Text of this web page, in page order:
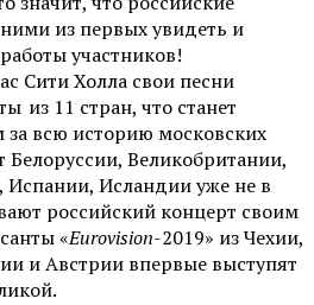
из первых увидеть и
участников!
Сити Холла свои песни
из 11 стран, что станет
всю историю московских
Белоруссии, Великобритании,
Исландии уже не в
российский концерт своим
«Eurovision-2019» из Чехии,
и Австрии впервые выступят